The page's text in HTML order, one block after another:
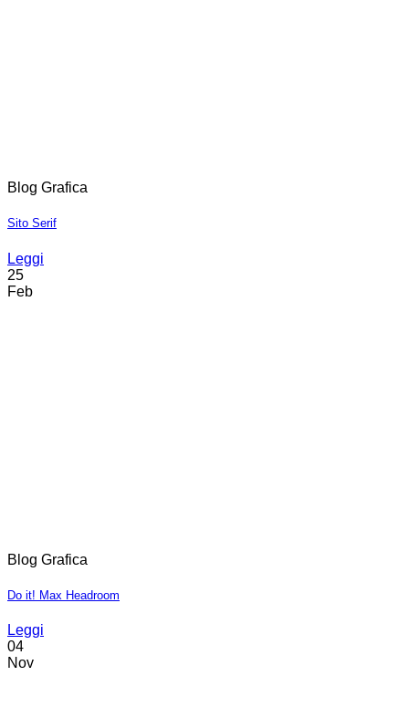
Blog Grafica
Sito Serif
Leggi
25
Feb
Blog Grafica
Do it! Max Headroom
Leggi
04
Nov